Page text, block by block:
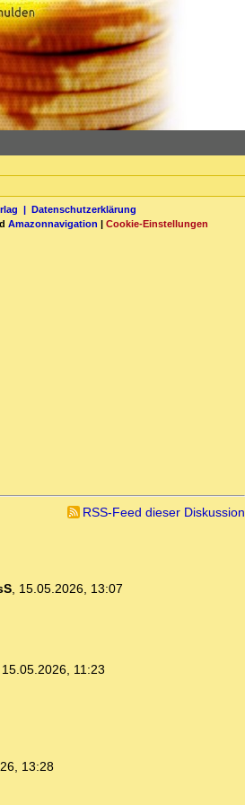
| Datenschutzerklärung
Amazonnavigation | Cookie-Einstellungen
RSS-Feed dieser Diskussion
, 15.05.2026, 13:07
15.05.2026, 11:23
13:28